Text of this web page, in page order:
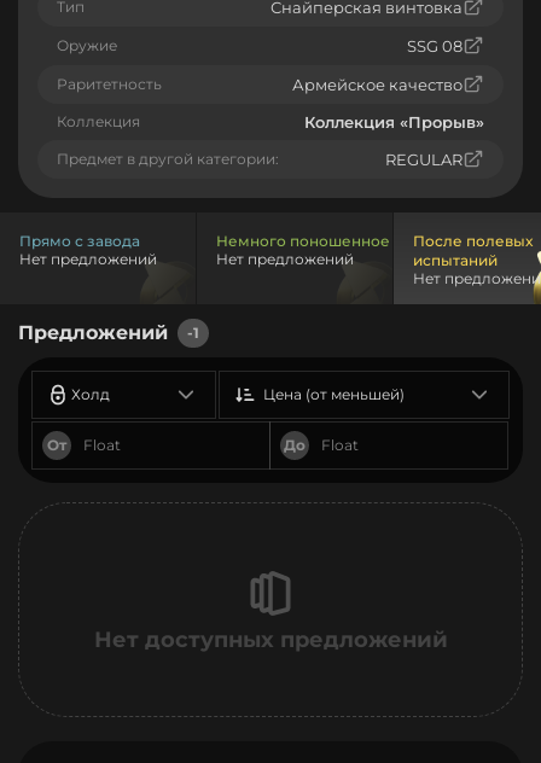
Тип Снайперская винтовка
Оружие SSG 08
Раритетность Армейское качество
Коллекция Коллекция «Прорыв»
Предмет в другой категории: REGULAR
Прямо с завода
Нет предложений
Немного поношенное
Нет предложений
После полевых
испытаний
Нет
Предложений -1
Холд
От До
Цена (от меньшей)
Нет доступных предложений